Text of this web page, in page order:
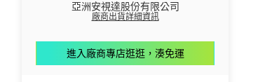
亞洲安視達股份有限公司
廠商出貨詳細資訊
進入廠商專店逛逛，湊免運